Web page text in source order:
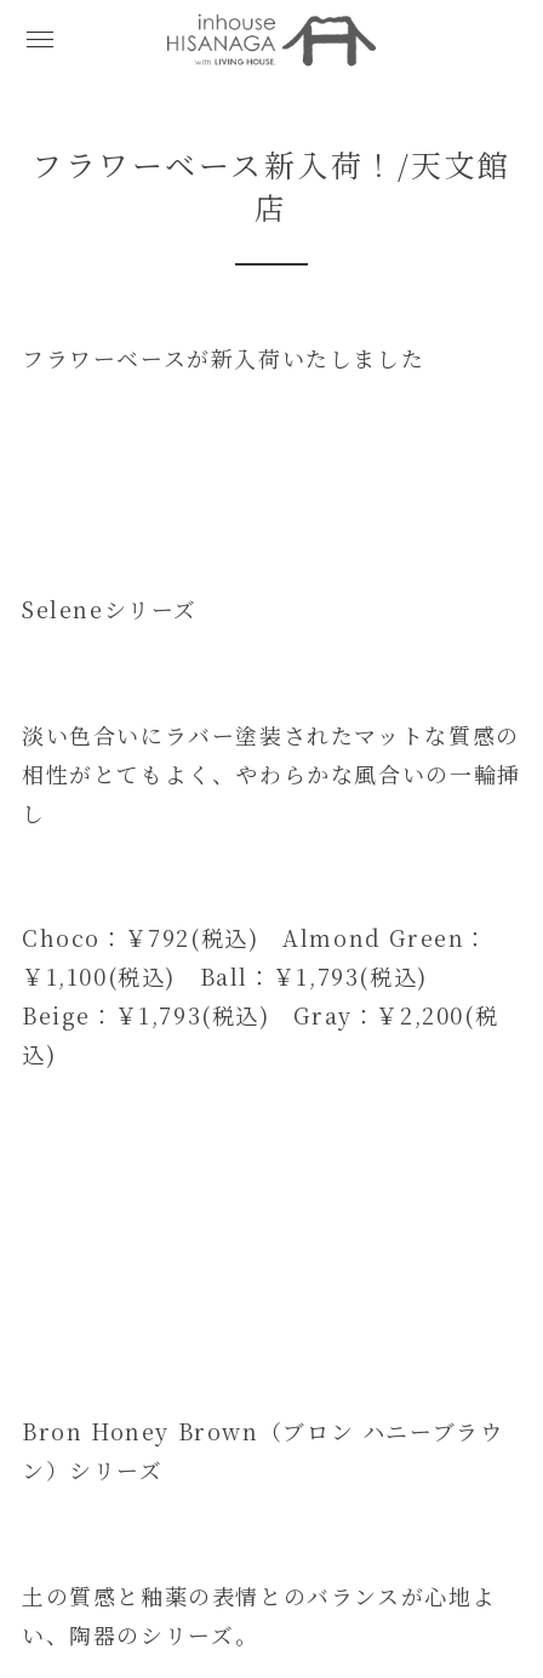
フラワーベース新入荷！/天文館
店
フラワーベースが新入荷いたしました
Seleneシリーズ
淡い色合いにラバー塗装されたマットな質感の
相性がとてもよく、やわらかな風合いの一輪挿
し
Choco：￥792(税込) Almond Green：
￥1,100(税込) Ball：￥1,793(税込)
Beige：￥1,793(税込) Gray：￥2,200(税
込)
Bron Honey Brown（ブロン ハニーブラウ
ン）シリーズ
土の質感と釉薬の表情とのバランスが心地よ
い、陶器のシリーズ。